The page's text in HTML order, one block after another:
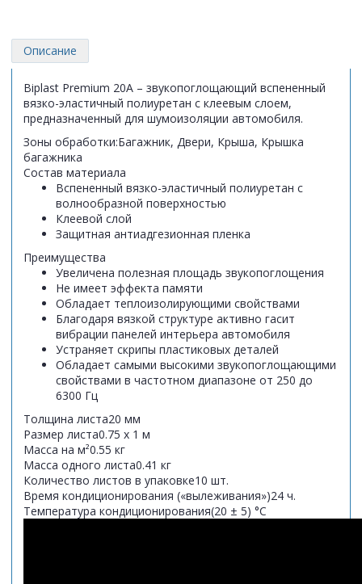
Описание
Biplast Premium 20A – звукопоглощающий вспененный
вязко-эластичный полиуретан с клеевым слоем,
предназначенный для шумоизоляции автомобиля.
Зоны обработки:Багажник, Двери, Крыша, Крышка
багажника
Состав материала
Вспененный вязко-эластичный полиуретан с
волнообразной поверхностью
Клеевой слой
Защитная антиадгезионная пленка
Преимущества
Увеличена полезная площадь звукопоглощения
Не имеет эффекта памяти
Обладает теплоизолирующими свойствами
Благодаря вязкой структуре активно гасит
вибрации панелей интерьера автомобиля
Устраняет скрипы пластиковых деталей
Обладает самыми высокими звукопоглощающими
свойствами в частотном диапазоне от 250 до
6300 Гц
Толщина листа20 мм
Размер листа0.75 х 1 м
Масса на м²0.55 кг
Масса одного листа0.41 кг
Количество листов в упаковке10 шт.
Время кондиционирования («вылеживания»)24 ч.
Температура кондиционирования(20 ± 5) °C